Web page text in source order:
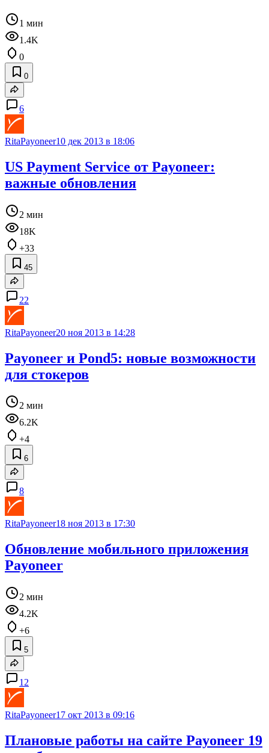
1 мин
1.4K
0
0
6
RitaPayoneer10 дек 2013 в 18:06
US Payment Service от Payoneer:
важные обновления
2 мин
18K
+33
45
22
RitaPayoneer20 ноя 2013 в 14:28
Payoneer и Pond5: новые возможности
для стокеров
2 мин
6.2K
+4
6
8
RitaPayoneer18 ноя 2013 в 17:30
Обновление мобильного приложения
Payoneer
2 мин
4.2K
+6
5
12
RitaPayoneer17 окт 2013 в 09:16
Плановые работы на сайте Payoneer 19